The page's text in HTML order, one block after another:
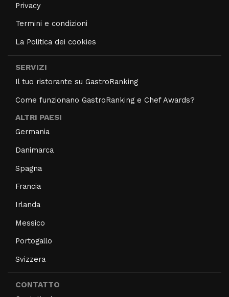
Privacy
Termini e condizioni
La Politica dei cookies
SERVIZI
Il tuo ristorante su GastroRanking
Come funzionano GastroRanking e Chef Awards?
ALTRI PAESI
Germania
Danimarca
Spagna
Francia
Irlanda
Messico
Portogallo
Svizzera
CONTATTO